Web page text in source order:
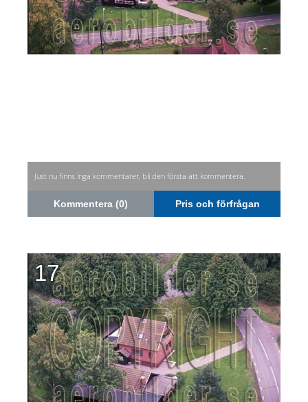
Just nu finns inga kommentarer, bli den första att kommentera.
Kommentera (0) Pris och förfrågan
17